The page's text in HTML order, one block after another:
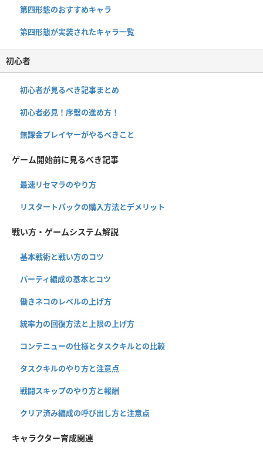
第四形態のおすすめキャラ
第四形態が実装されたキャラ一覧
初心者
初心者が見るべき記事まとめ
初心者必見！序盤の進め方！
無課金プレイヤーがやるべきこと
ゲーム開始前に見るべき記事
最速リセマラのやり方
リスタートパックの購入方法とデメリット
戦い方・ゲームシステム解説
基本戦術と戦い方のコツ
パーティ編成の基本とコツ
働きネコのレベルの上げ方
統率力の回復方法と上限の上げ方
コンテニューの仕様とタスクキルとの比較
タスクキルのやり方と注意点
戦闘スキップのやり方と報酬
クリア済み編成の呼び出し方と注意点
キャラクター育成関連